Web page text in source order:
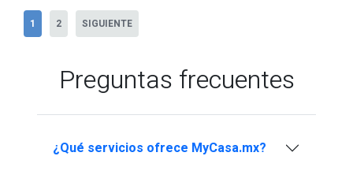
1 2 SIGUIENTE
Preguntas frecuentes
¿Qué servicios ofrece MyCasa.mx?